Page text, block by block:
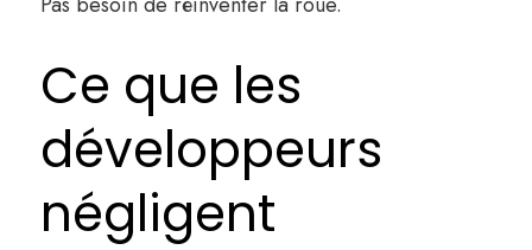
Ce que les
développeurs
négligent